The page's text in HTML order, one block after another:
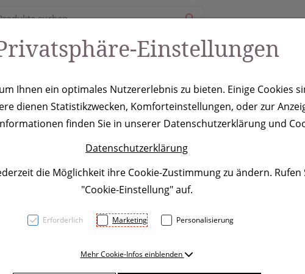
Set aus zwei Keramiktassen mit
je 300 ml. Die raffinierte
Einstellungen
Ihnen ein optimales Nutzererlebnis zu bieten. Einige Cookies
dienen Statistikzwecken, Komforteinstellungen, oder zur
finden Sie in unserer Datenschutzerklärung und
Datenschutzerklärung
die Möglichkeit ihre Cookie-Zustimmung zu ändern. Rufen
"Cookie-Einstellung" auf.
Erforderlich Marketing Personalisierung
Mehr Cookie-Infos einblenden